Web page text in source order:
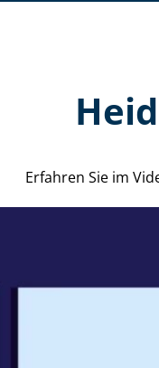
Erfahren Sie im